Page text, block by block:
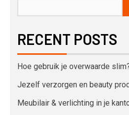
RECENT POSTS
Hoe gebruik je overwaarde
Jezelf verzorgen en beauty
Meubilair & verlichting in je